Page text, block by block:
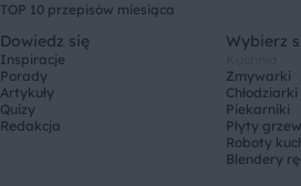
TOP 10 przepisów miesiąca
Dowiedz się
Inspiracje
Porady
Artykuły
Quizy
Redakcja
Wybierz
Zmywarki
Piekarniki
Płyty
Roboty
Blendery